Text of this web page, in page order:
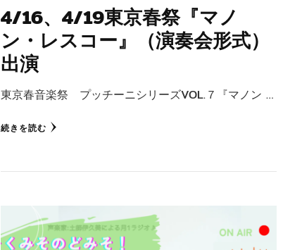
4/16、4/19東京春祭『マノ
ン・レスコー』（演奏会形式）
出演
東京春音楽祭 プッチーニシリーズVOL.７『マノン …
続きを読む